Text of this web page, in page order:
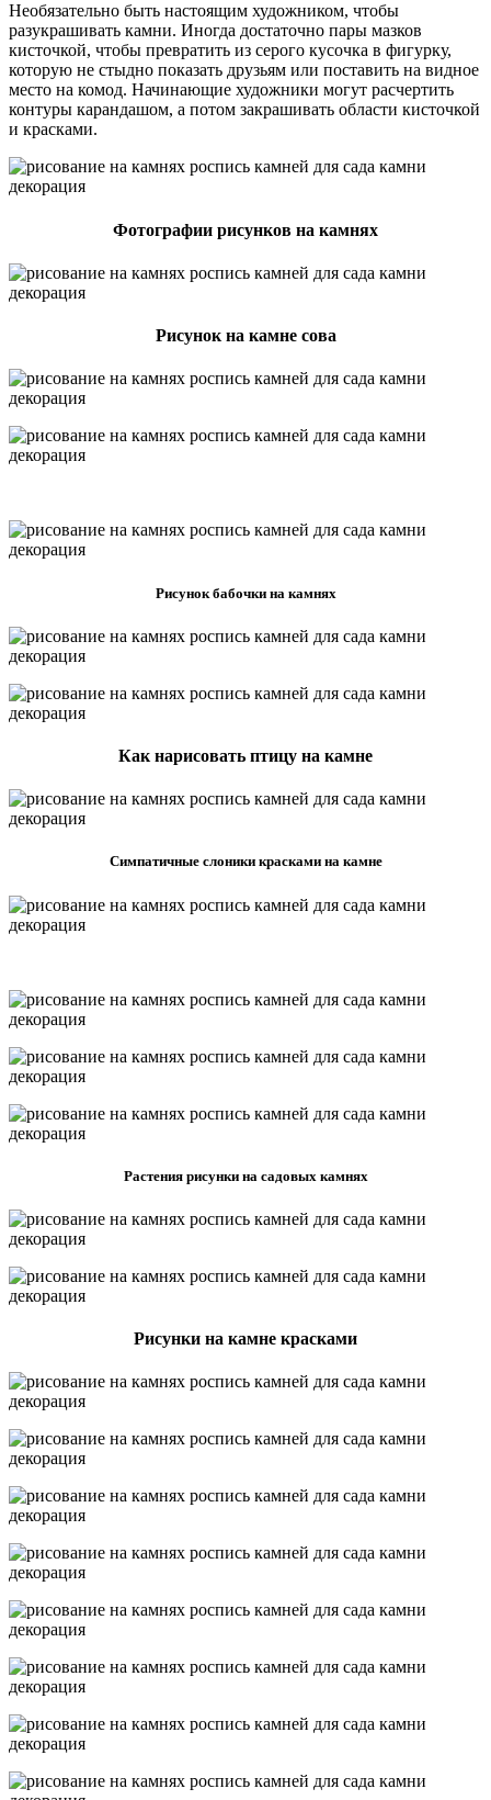
Необязательно быть настоящим художником, чтобы
разукрашивать камни. Иногда достаточно пары мазков
кисточкой, чтобы превратить из серого кусочка в фигурку,
которую не стыдно показать друзьям или поставить на видное
место на комод. Начинающие художники могут расчертить
контуры карандашом, а потом закрашивать области кисточкой
и красками.
Фотографии рисунков на камнях
Рисунок на камне сова
Рисунок бабочки на камнях
Как нарисовать птицу на камне
Симпатичные слоники красками на камне
Растения рисунки на садовых камнях
Рисунки на камне красками